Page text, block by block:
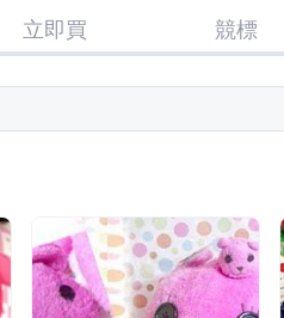
立即買 競標